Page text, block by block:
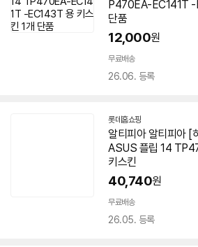
P470EA-EC141T -
단품
12,000원
무료배송
26.06. 등록
롯데홈쇼핑
알티피아 알티피아
ASUS 플립 14
키스킨
40,740원
무료배송
26.05. 등록